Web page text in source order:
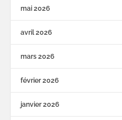
mai 2026
avril 2026
mars 2026
février 2026
janvier 2026